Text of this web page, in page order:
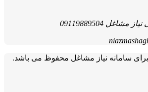
مشاغل 09119889504
سامانه نیاز مشاغل محفوظ می باشد.